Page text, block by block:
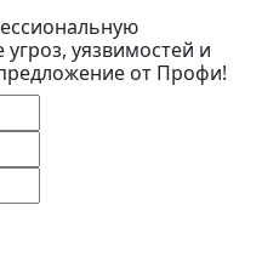
уязвимостей и
от Профи!